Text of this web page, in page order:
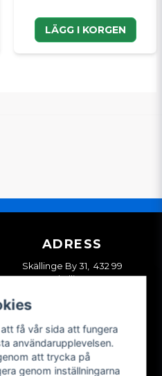
LÄGG I KORGEN
ADRESS
Skällinge By 31, 432 99
Skällinge
få vår sida att fungera
användarupplevelsen.
att trycka på
genom inställningarna